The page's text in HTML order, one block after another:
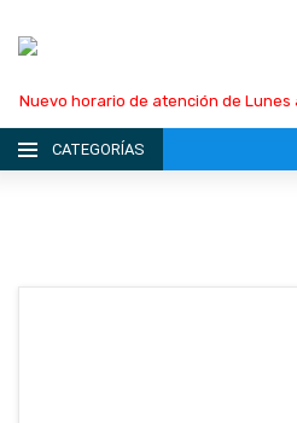
Nuevo horario de atención de Lunes
CATEGORÍAS